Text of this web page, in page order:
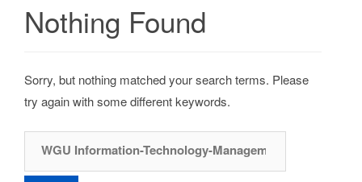
Nothing Found
Sorry, but nothing matched your search terms. Please
try again with some different keywords.